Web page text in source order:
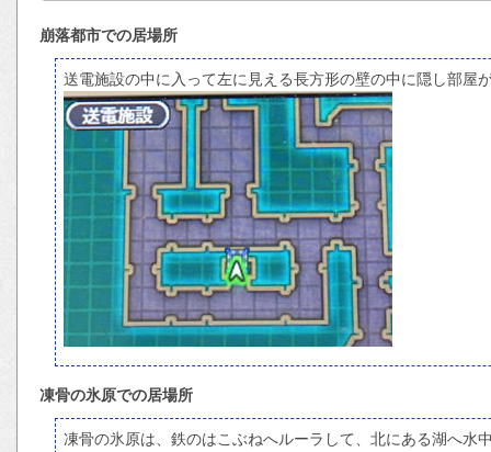
崩落都市での居場所
送電施設の中に入って左に見える長方形の壁の中に隠し部屋
凍骨の氷原での居場所
凍骨の氷原は、鉄のはこぶねへルーラして、北にある湖へ水